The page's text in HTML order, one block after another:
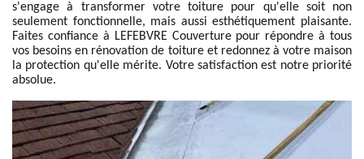
s'engage à transformer votre toiture pour qu'elle soit non
seulement fonctionnelle, mais aussi esthétiquement plaisante.
Faites confiance à LEFEBVRE Couverture pour répondre à tous
vos besoins en rénovation de toiture et redonnez à votre maison
la protection qu'elle mérite. Votre satisfaction est notre priorité
absolue.